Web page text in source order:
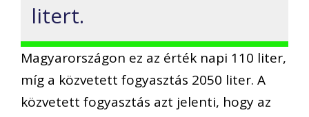
litert.
Magyarországon ez az érték napi 110 liter,
míg a közvetett fogyasztás 2050 liter. A
közvetett fogyasztás azt jelenti, hogy az